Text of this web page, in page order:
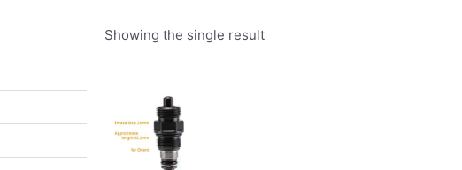
Showing the single result